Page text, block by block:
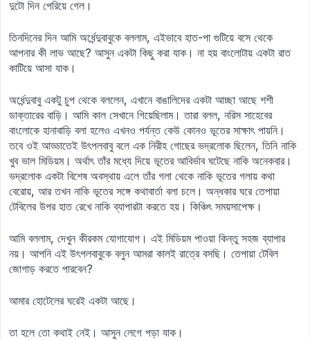
দুটো দিন পেরিয়ে গেল।
তিনদিনের দিন আমি অর্ধেন্দুবাবুকে বললাম, এইভাবে হাত-পা গুটিয়ে বসে থেকে
আপনার কী লাভ আছে? আসুন একটা কিছু করা যাক। না হয় বাংলোটায় একটা রাত
কাটিয়ে আসা যাক।
অর্ধেন্দুবাবু একটু চুপ থেকে বললেন, এখানে বাঙালিদের একটা আচ্ছা আছে শশী
ডাক্তারের বাড়ি। আমি কাল সেখানে গিয়েছিলাম। তারা বলল, নরিস সাহেবের
বাংলোকে হানাবাড়ি বলা হলেও এখনও পর্যন্ত কেউ কোনও ভূতের সাক্ষাৎ পায়নি।
তবে ওই আড্ডাতেই উৎপলবাবু বলে এক নিরীহ গোছের ভদ্রলোক ছিলেন, তিনি নাকি
খুব ভাল মিডিয়ম। অর্থাৎ তাঁর মধ্যে দিয়ে ভূতের আবির্ভাব ঘটেছে নাকি অনেকবার।
ভদ্রলোক একটা বিশেষ অবস্থায় এলে তাঁর গলা থেকে নাকি ভূতের গলায় কথা
বেরোয়, আর তখন নাকি ভূতের সঙ্গে কথাবার্তা বলা চলে। অন্ধকার ঘরে তেপায়া
টেবিলের উপর হাত রেখে নাকি ব্যাপারটা করতে হয়। কিঞ্চিৎ সময়সাপেক্ষ।
আমি বললাম, দেখুন কীরকম যোগাযোগ। এই মিডিয়ম পাওয়া কিন্তু সহজ ব্যাপার
নয়। আপনি এই উৎপলবাবুকে বলুন আমরা কালই রাত্রে বসছি। তেপায়া টেবিল
জোগাড় করতে পারবেন?
আমার হোটেলের ঘরেই একটা আছে।
তা হলে তো কথাই নেই। আসুন লেগে পড়া যাক।